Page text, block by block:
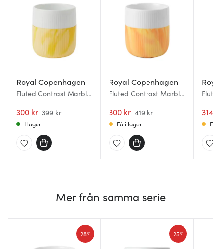
Royal Copenhagen
Fluted Contrast Marble
300 kr 399 kr
I lager
Royal Copenhagen
Fluted Contrast Marble
300 kr 419 kr
Få i lager
314
Få
Mer från samma serie
28% 25%